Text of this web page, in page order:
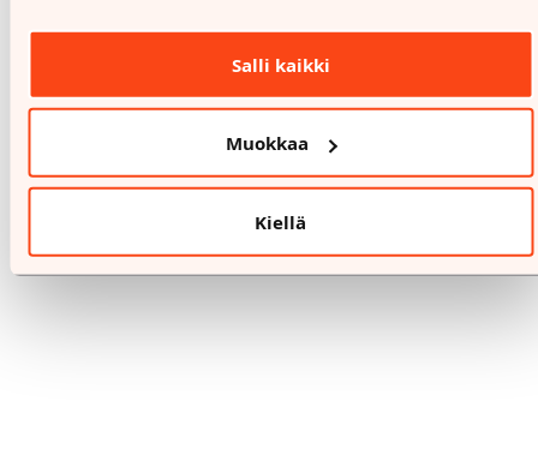
Salli kaikki
Muokkaa
Kiellä
%